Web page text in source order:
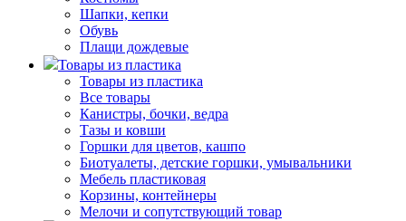
Шапки, кепки
Обувь
Плащи дождевые
Товары из пластика
Товары из пластика
Все товары
Канистры, бочки, ведра
Тазы и ковши
Горшки для цветов, кашпо
Биотуалеты, детские горшки, умывальники
Мебель пластиковая
Корзины, контейнеры
Мелочи и сопутствующий товар